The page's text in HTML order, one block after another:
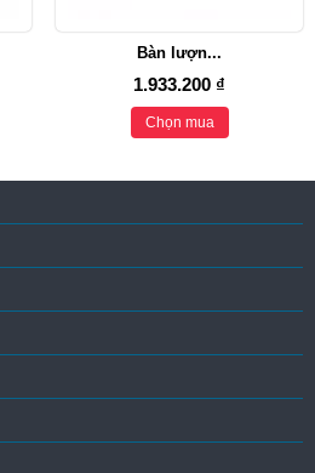
Bàn lượn...
1.933.200 ₫
Chọn mua